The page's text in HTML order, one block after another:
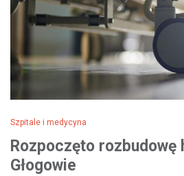
Szpitale i medycyna
Rozpoczęto rozbudowę
Głogowie